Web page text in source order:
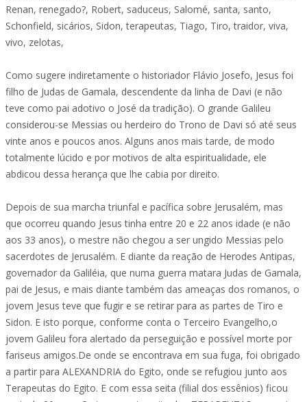
Renan, renegado?, Robert, saduceus, Salomé, santa, santo,
Schonfield, sicários, Sidon, terapeutas, Tiago, Tiro, traidor, viva,
vivo, zelotas,
Como sugere indiretamente o historiador Flávio Josefo, Jesus foi
filho de Judas de Gamala, descendente da linha de Davi (e não
teve como pai adotivo o José da tradição). O grande Galileu
considerou-se Messias ou herdeiro do Trono de Davi só até seus
vinte anos e poucos anos. Alguns anos mais tarde, de modo
totalmente lúcido e por motivos de alta espiritualidade, ele
abdicou dessa herança que lhe cabia por direito.
Depois de sua marcha triunfal e pacífica sobre Jerusalém, mas
que ocorreu quando Jesus tinha entre 20 e 22 anos idade (e não
aos 33 anos), o mestre não chegou a ser ungido Messias pelo
sacerdotes de Jerusalém. E diante da reação de Herodes Antipas,
governador da Galiléia, que numa guerra matara Judas de Gamala,
pai de Jesus, e mais diante também das ameaças dos romanos, o
jovem Jesus teve que fugir e se retirar para as partes de Tiro e
Sidon. E isto porque, conforme conta o Terceiro Evangelho,o
jovem Galileu fora alertado da perseguição e possível morte por
fariseus amigos.De onde se encontrava em sua fuga, foi obrigado
a partir para ALEXANDRIA do Egito, onde se refugiou junto aos
Terapeutas do Egito. E com essa seita (filial dos essênios) ficou